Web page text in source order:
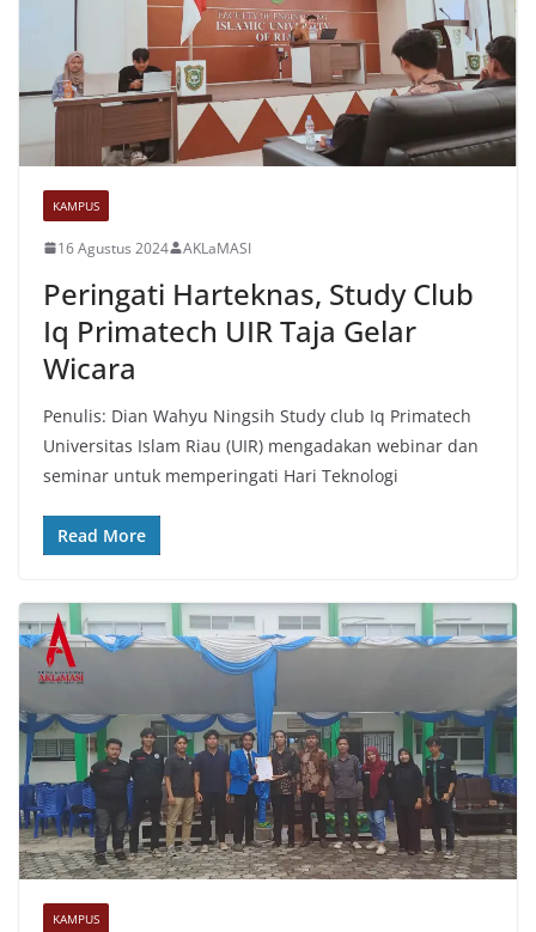
KAMPUS
16 Agustus 2024 AKLaMASI
Peringati Harteknas, Study Club
Iq Primatech UIR Taja Gelar
Wicara
Penulis: Dian Wahyu Ningsih Study club Iq Primatech
Universitas Islam Riau (UIR) mengadakan webinar dan
seminar untuk memperingati Hari Teknologi
Read More
KAMPUS